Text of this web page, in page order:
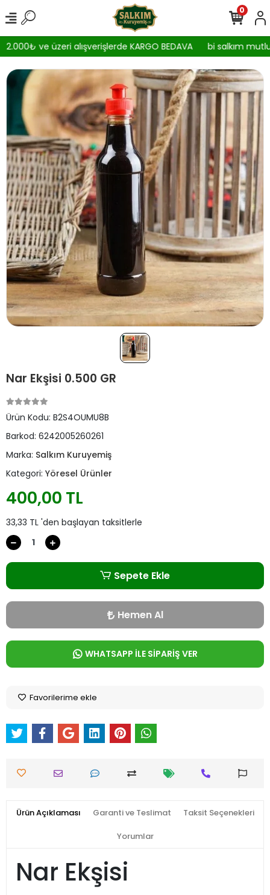
ve üzeri alışverişlerde KARGO BEDAVA bi salkım
0
Nar Ekşisi 0.500 GR
Ürün Kodu: B2S4OUMU8B
Barkod: 6242005260261
Marka: Salkım Kuruyemiş
Kategori: Yöresel Ürünler
400,00 TL
33,33 TL 'den başlayan taksitlerle
Sepete Ekle
Hemen Al
WHATSAPP İLE SİPARİŞ VER
Favorilerime ekle
Ürün Açıklaması Garanti ve Teslimat Taksit Seçenekleri
Yorumlar
Nar Ekşisi